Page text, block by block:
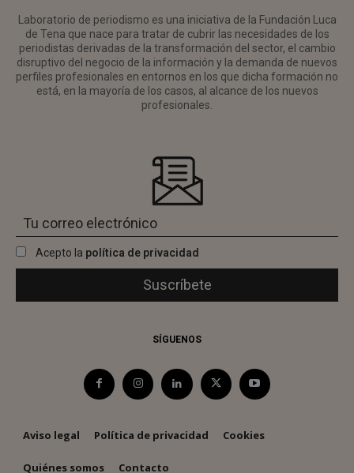
Laboratorio de periodismo es una iniciativa de la Fundación Luca
de Tena que nace para tratar de cubrir las necesidades de los
periodistas derivadas de la transformación del sector, el cambio
disruptivo del negocio de la información y la demanda de nuevos
perfiles profesionales en entornos en los que dicha formación no
está, en la mayoría de los casos, al alcance de los nuevos
profesionales.
Acepto la política de privacidad
SÍGUENOS
Aviso legal Política de privacidad Cookies
Quiénes somos Contacto